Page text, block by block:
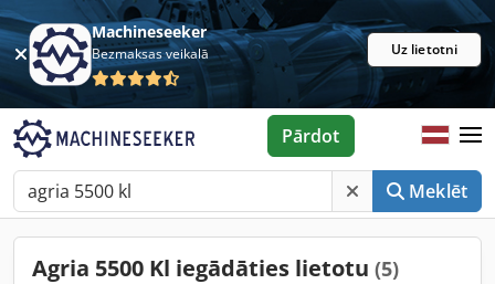
Machineseeker
Bezmaksas veikalā Uz lietotni
Meklēt
Pārdot
Agria 5500 Kl iegādāties lietotu (5)